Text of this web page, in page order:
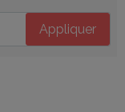
Appliquer